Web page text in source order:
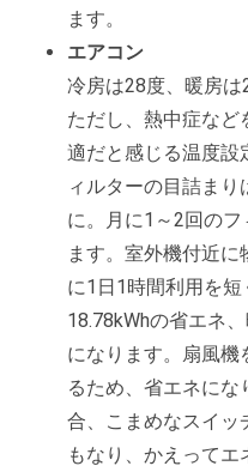
ます。
エアコン
冷房は28度、暖房は
ただし、熱中症など
適だと感じる温度設
ィルターの目詰ま
に。月に1～2回の
ます。室外機付近
に1日1時間利用を
18.78kWhの省エネ
になります。扇風機
るため、省エネに
合、こまめなスイッ
もなり、かえって